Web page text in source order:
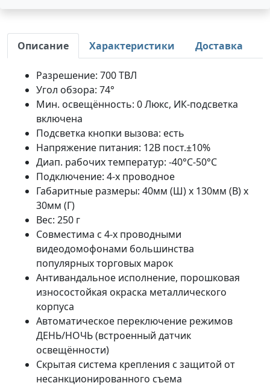
Описание Характеристики Доставка
Разрешение: 700 ТВЛ
Угол обзора: 74°
Мин. освещённость: 0 Люкс, ИК-подсветка
включена
Подсветка кнопки вызова: есть
Напряжение питания: 12В пост.±10%
Диап. рабочих температур: -40°C-50°C
Подключение: 4-х проводное
Габаритные размеры: 40мм (Ш) x 130мм (В) x
30мм (Г)
Вес: 250 г
Совместима с 4-х проводными
видеодомофонами большинства
популярных торговых марок
Антивандальное исполнение, порошковая
износостойкая окраска металлического
корпуса
Автоматическое переключение режимов
ДЕНЬ/НОЧЬ (встроенный датчик
освещённости)
Скрытая система крепления с защитой от
несанкционированного съема